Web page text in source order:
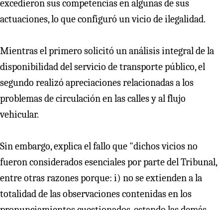
excedieron sus competencias en algunas de sus
actuaciones, lo que configuró un vicio de ilegalidad.
Mientras el primero solicitó un análisis integral de la
disponibilidad del servicio de transporte público, el
segundo realizó apreciaciones relacionadas a los
problemas de circulación en las calles y al flujo
vehicular.
Sin embargo, explica el fallo que "dichos vicios no
fueron considerados esenciales por parte del Tribunal,
entre otras razones porque: i) no se extienden a la
totalidad de las observaciones contenidas en los